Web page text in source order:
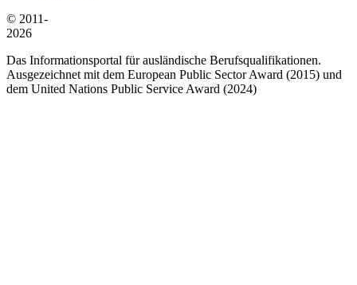
© 2011-
2026
Das Informationsportal für ausländische Berufsqualifikationen.
Ausgezeichnet mit dem European Public Sector Award (2015) und
dem United Nations Public Service Award (2024)